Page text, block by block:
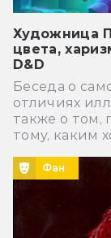
Художница
цвета,
D&D
Беседа о
отличиях
также о том,
тому, каким
Фан